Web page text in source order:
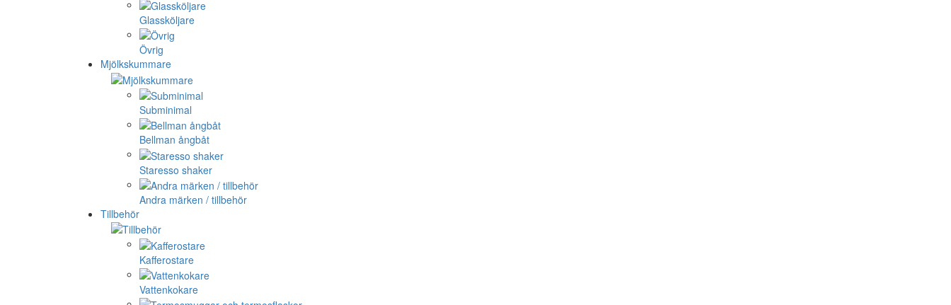
Glassköljare
Övrig
Mjölkskummare
Subminimal
Bellman ångbåt
Staresso shaker
Andra märken / tillbehör
Tillbehör
Kafferostare
Vattenkokare